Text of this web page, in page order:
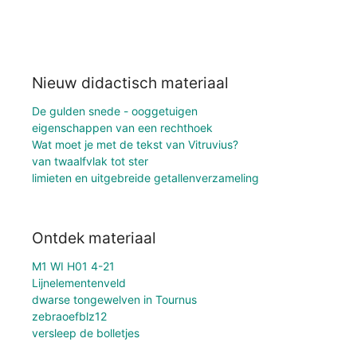
Nieuw didactisch materiaal
De gulden snede - ooggetuigen
eigenschappen van een rechthoek
Wat moet je met de tekst van Vitruvius?
van twaalfvlak tot ster
limieten en uitgebreide getallenverzameling
Ontdek materiaal
M1 WI H01 4-21
Lijnelementenveld
dwarse tongewelven in Tournus
zebraoefblz12
versleep de bolletjes